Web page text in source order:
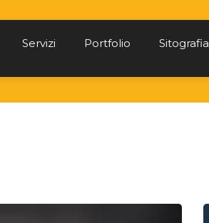
Servizi Portfolio Sitografia